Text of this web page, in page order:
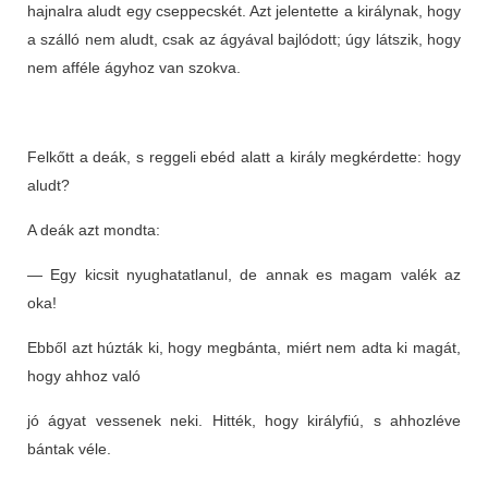
hajnalra aludt egy cseppecskét. Azt jelentette a királynak, hogy
a szálló nem aludt, csak az ágyával bajlódott; úgy látszik, hogy
nem afféle ágyhoz van szokva.
Felkőtt a deák, s reggeli ebéd alatt a király megkérdette: hogy
aludt?
A deák azt mondta:
— Egy kicsit nyughatatlanul, de annak es magam valék az
oka!
Ebből azt húzták ki, hogy megbánta, miért nem adta ki magát,
hogy ahhoz való
jó ágyat vessenek neki. Hitték, hogy királyfiú, s ahhozléve
bántak véle.